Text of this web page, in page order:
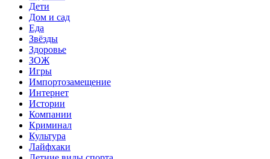
Дети
Дом и сад
Еда
Звёзды
Здоровье
ЗОЖ
Игры
Импортозамещение
Интернет
Истории
Компании
Криминал
Культура
Лайфхаки